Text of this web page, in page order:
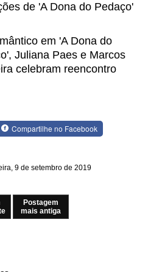
de 'A Dona do Pedaço'
em 'A Dona do
Juliana Paes e Marcos
celebram reencontro
Compartilhe no Facebook
9 de setembro de 2019
Postagem
mais antiga